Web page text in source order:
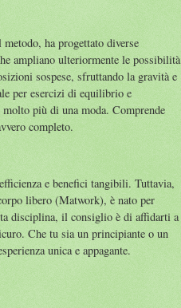
ha progettato diverse
ampliano ulteriormente le possibilità
sospese, sfruttando la gravità e
per esercizi di equilibrio e
più di una moda. Comprende
completo.
e benefici tangibili. Tuttavia,
libero (Matwork), è nato per
disciplina, il consiglio è di affidarti a
Che tu sia un principiante o un
unica e appagante.